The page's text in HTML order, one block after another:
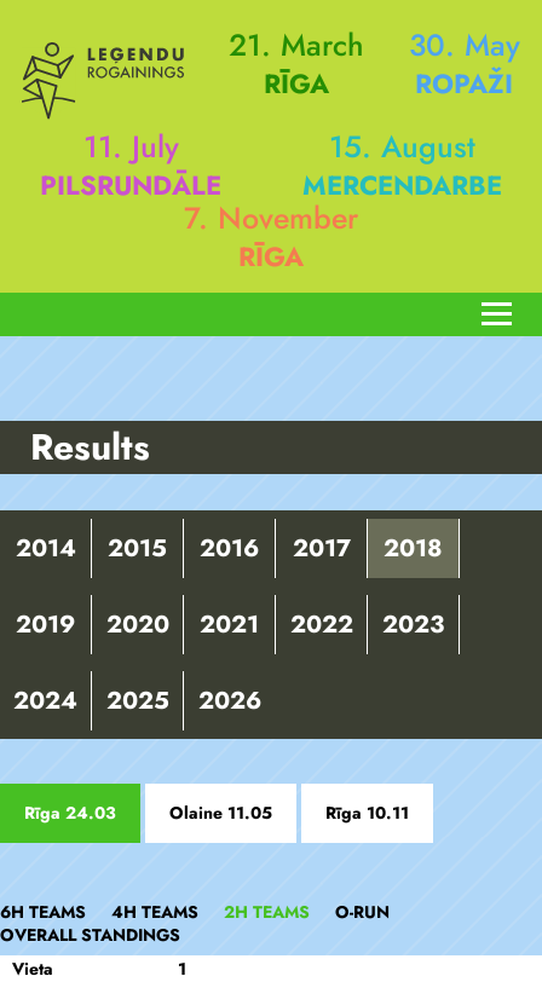
21. March
RĪGA
30. May
ROPAŽI
11. July
PILSRUNDĀLE
15. August
MERCENDARBE
7. November
RĪGA
Results
2014 2015 2016 2017 2018
2019 2020 2021 2022 2023
2024 2025 2026
Rīga 24.03 Olaine 11.05 Rīga 10.11
6H TEAMS 4H TEAMS 2H TEAMS
O-RUN
OVERALL STANDINGS
Vieta
1